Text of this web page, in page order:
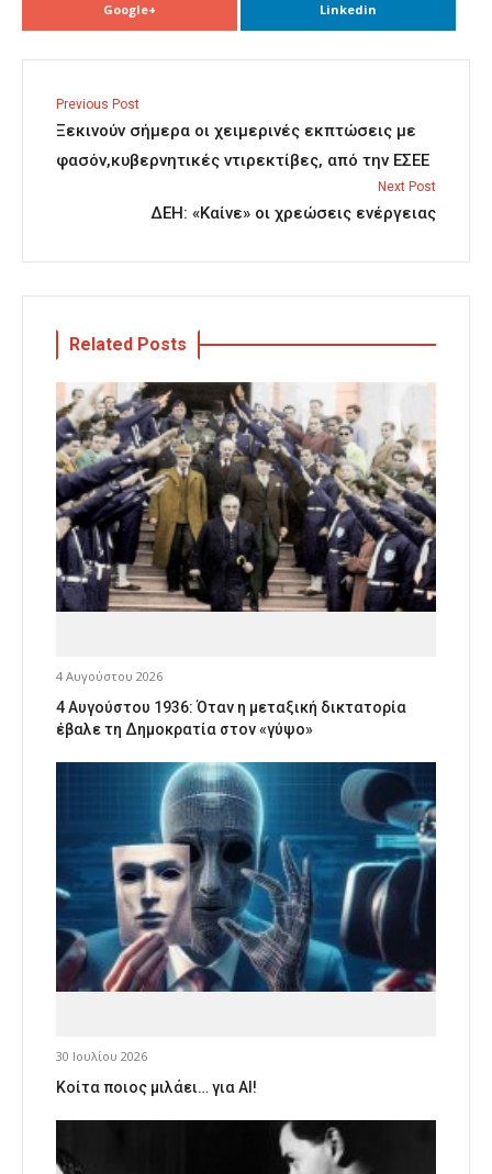
Google+ Linkedin
Previous Post
Ξεκινούν σήμερα οι χειμερινές εκπτώσεις με
φασόν,κυβερνητικές ντιρεκτίβες, από την ΕΣΕΕ
Next Post
ΔΕΗ: «Καίνε» οι χρεώσεις ενέργειας
Related Posts
4 Αυγούστου 2026
4 Αυγούστου 1936: Όταν η μεταξική δικτατορία
έβαλε τη Δημοκρατία στον «γύψο»
30 Ιουλίου 2026
Κοίτα ποιος μιλάει… για AI!